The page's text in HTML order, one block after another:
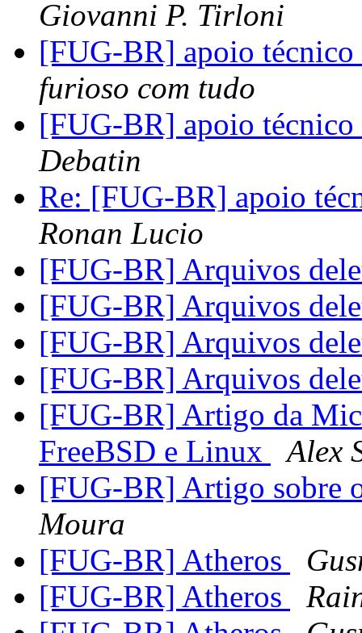
Giovanni P. Tirloni
[FUG-BR] apoio
furioso com tudo
[FUG-BR] apoio
Debatin
Re: [FUG-BR] apoio
Ronan Lucio
[FUG-BR] Arquivos
[FUG-BR] Arquivos
[FUG-BR] Arquivos
[FUG-BR] Arquivos
[FUG-BR] Artigo da
FreeBSD e Linux
Alex
[FUG-BR] Artigo sobre
Moura
[FUG-BR] Atheros
[FUG-BR] Atheros